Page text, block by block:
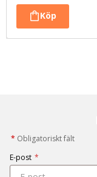
* Obligatoriskt fält
E-post *